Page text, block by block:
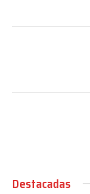
Destacadas